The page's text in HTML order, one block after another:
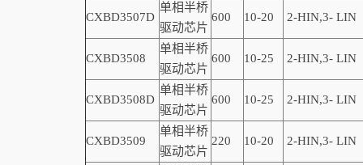
CXBD3507D
单相半桥
驱动芯片
600 10-20 2-HIN,3- LIN
CXBD3508
单相半桥
驱动芯片
600 10-25 2-HIN,3- LIN
CXBD3508D
单相半桥
驱动芯片
600 10-25 2-HIN,3- LIN
CXBD3509
单相半桥
驱动芯片
220 10-20 2-HIN,3- LIN